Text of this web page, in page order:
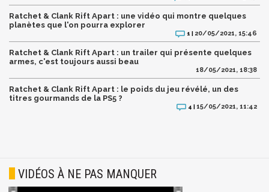
Ratchet & Clank Rift Apart : une vidéo qui montre quelques
planètes que l'on pourra explorer
1 | 20/05/2021, 15:46
Ratchet & Clank Rift Apart : un trailer qui présente quelques
armes, c'est toujours aussi beau
18/05/2021, 18:38
Ratchet & Clank Rift Apart : le poids du jeu révélé, un des
titres gourmands de la PS5 ?
4 | 15/05/2021, 11:42
VIDÉOS À NE PAS MANQUER